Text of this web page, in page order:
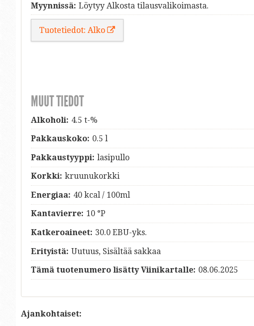
Myynnissä: Löytyy Alkosta tilausvalikoimasta.
Tuotetiedot: Alko
MUUT TIEDOT
Alkoholi: 4.5 t-%
Pakkauskoko: 0.5 l
Pakkaustyyppi: lasipullo
Korkki: kruunukorkki
Energiaa: 40 kcal / 100ml
Kantavierre: 10 °P
Katkeroaineet: 30.0 EBU-yks.
Erityistä: Uutuus, Sisältää sakkaa
Tämä tuotenumero lisätty Viinikartalle: 08.06.2025
Ajankohtaiset: